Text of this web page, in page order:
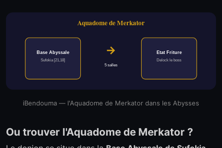
Aquadome de Merkator
Base Abyssale
Sufokia [21,18]
Etat Friture
Delock le boss
→
5 salles
iBendouma — l'Aquadome de Merkator dans les Abysses
Ou trouver l'Aquadome de Merkator ?